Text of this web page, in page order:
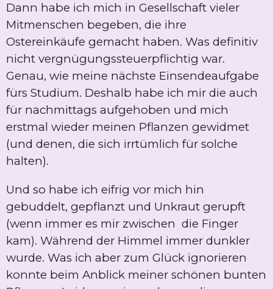
Dann habe ich mich in Gesellschaft vieler
Mitmenschen begeben, die ihre
Ostereinkäufe gemacht haben. Was definitiv
nicht vergnügungssteuerpflichtig war.
Genau, wie meine nächste Einsendeaufgabe
fürs Studium. Deshalb habe ich mir die auch
für nachmittags aufgehoben und mich
erstmal wieder meinen Pflanzen gewidmet
(und denen, die sich irrtümlich für solche
halten).
Und so habe ich eifrig vor mich hin
gebuddelt, gepflanzt und Unkraut gerupft
(wenn immer es mir zwischen die Finger
kam). Während der Himmel immer dunkler
wurde. Was ich aber zum Glück ignorieren
konnte beim Anblick meiner schönen bunten